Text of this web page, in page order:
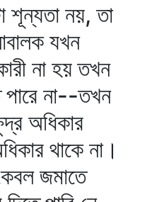
শূন্যতা নয়, তা
যখন
না হয় তখন
পারে না--তখন
অধিকার
থাকে না।
জমাতে